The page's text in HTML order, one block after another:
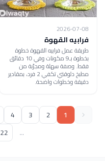
2026-07-08
فرابيه القهوة
طريقة عمل فرابيه القهوة خطوة
بخطوة بـ9 مكونات وفي 10 دقائق
فقط. وصفة سهلة ومجرّبة من
مطبخ دلوقتي تكفي 2 فرد، بمقادير
دقيقة وخطوات واضحة.
1
2
3
4
...
22